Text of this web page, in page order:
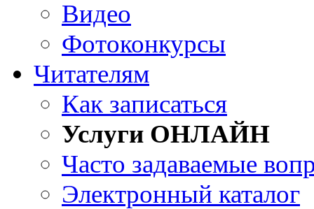
Видео
Фотоконкурсы
Читателям
Как записаться
Услуги ОНЛАЙН
Часто задаваемые
Электронный каталог